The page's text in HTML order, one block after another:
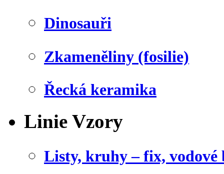
Dinosauři
Zkameněliny (fosilie)
Řecká keramika
Linie Vzory
Listy, kruhy – fix, vodové